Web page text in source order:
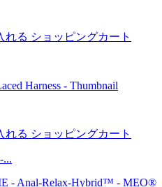
れる ショッピングカート
れる ショッピングカート
...